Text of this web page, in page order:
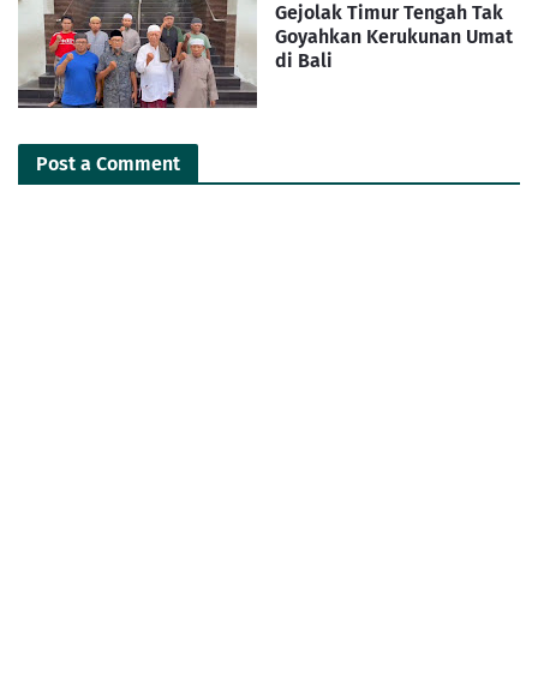
Gejolak Timur Tengah Tak
Goyahkan Kerukunan Umat
di Bali
Post a Comment